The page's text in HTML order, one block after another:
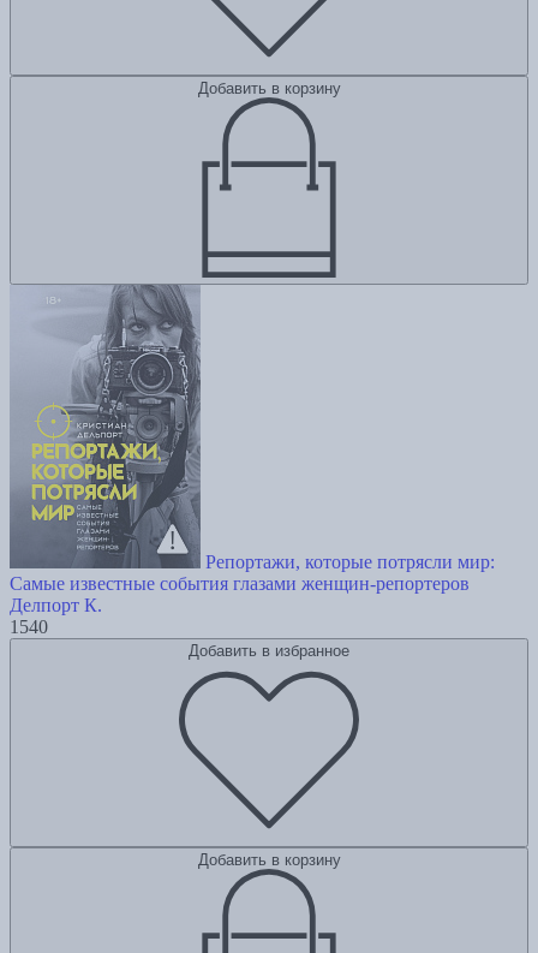
Добавить в корзину
Репортажи, которые потрясли мир:
Самые известные события глазами женщин-репортеров
Делпорт К.
1540
Добавить в избранное
Добавить в корзину